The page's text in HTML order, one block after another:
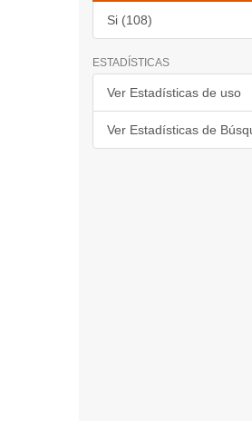
Si (108)
ESTADÍSTICAS
Ver Estadísticas de uso
Ver Estadísticas de